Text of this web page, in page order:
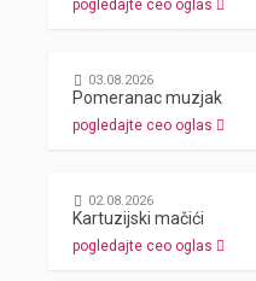
pogledajte ceo oglas
03.08.2026
Pomeranac muzjak
pogledajte ceo oglas
02.08.2026
Kartuzijski mačići
pogledajte ceo oglas